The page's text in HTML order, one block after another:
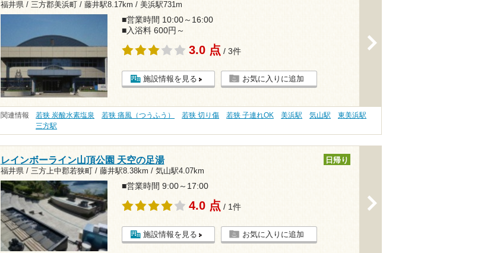
福井県 / 三方郡美浜町 / 藤井駅8.17km / 美浜駅731m
■営業時間 10:00～16:00
■入浴料 600円～
3.0 点 / 3件
施設情報を見る お気に入りに追加
関連情報 若狭 炭酸水素塩泉 若狭 痛風（つうふう） 若狭 切り傷 若狭 子連れOK 美浜駅 気山駅
東美浜駅
三方駅
レインボーライン山頂公園 天空の足湯
福井県 / 三方上中郡若狭町 / 藤井駅8.38km / 気山駅4.07km
日帰り
■営業時間 9:00～17:00
4.0 点 / 1件
施設情報を見る お気に入りに追加